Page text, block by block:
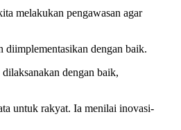
melakukan pengawasan agar
diimplementasikan dengan baik.
dengan baik,
untuk rakyat. Ia menilai inovasi-